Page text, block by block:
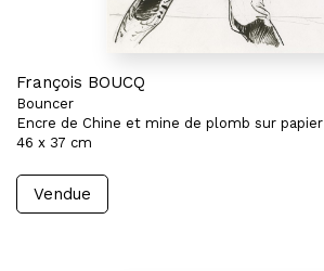
François BOUCQ
Bouncer
Encre de Chine et mine de plomb sur papier
46 x 37 cm
Vendue